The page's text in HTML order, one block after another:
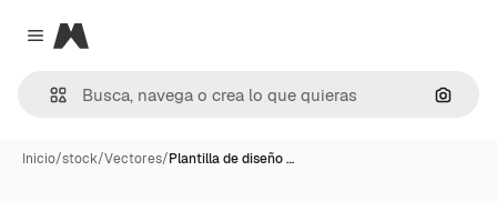
Close menu
Magnific
Inicio/stock/Vectores/Plantilla de diseño …